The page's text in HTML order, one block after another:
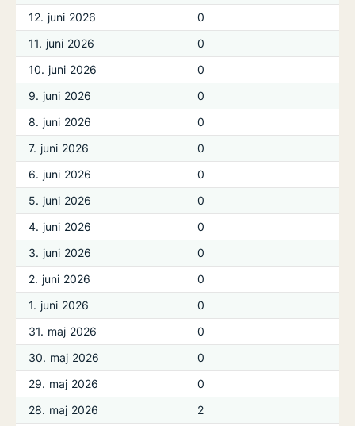
12. juni 2026
0
11. juni 2026
0
10. juni 2026
0
9. juni 2026
0
8. juni 2026
0
7. juni 2026
0
6. juni 2026
0
5. juni 2026
0
4. juni 2026
0
3. juni 2026
0
2. juni 2026
0
1. juni 2026
0
31. maj 2026
0
30. maj 2026
0
29. maj 2026
0
28. maj 2026
2